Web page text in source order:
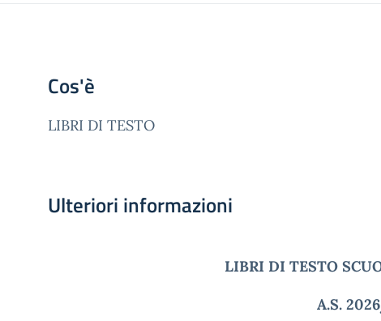
Cos'è
LIBRI DI TESTO
Ulteriori informazioni
LIBRI DI TESTO
A.S.